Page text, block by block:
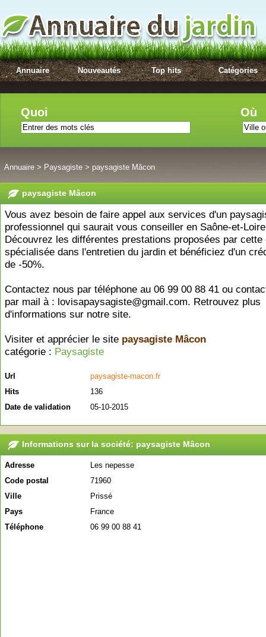
Annuaire Nouveautés Top hits Catégories
Quoi Où
Annuaire > Paysagiste > paysagiste Mâcon
paysagiste Mâcon
Vous avez besoin de faire appel aux services d'un
professionnel qui saurait vous conseiller en Saône-et-
Découvrez les différentes prestations proposées par cette
spécialisée dans l'entretien du jardin et bénéficiez d'un
de -50%.
Contactez nous par téléphone au 06 99 00 88 41 ou
par mail à : lovisapaysagiste@gmail.com. Retrouvez plus
d'informations sur notre site.
Visiter et apprécier le site paysagiste Mâcon
catégorie : Paysagiste
Url
paysagiste-macon.fr
Hits
136
Date de validation
05-10-2015
Informations sur la société: paysagiste Mâcon
Adresse
Les nepesse
Code postal
71960
Ville
Prissé
Pays
France
Téléphone
06 99 00 88 41